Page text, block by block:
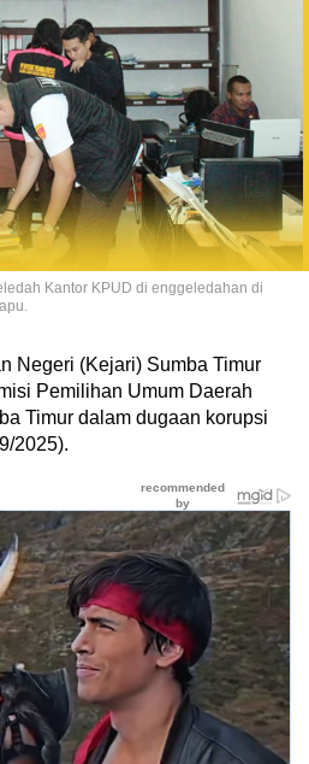
Kantor KPUD di enggeledahan di
Negeri (Kejari) Sumba Timur
Pemilihan Umum Daerah
Timur dalam dugaan korupsi
2025).